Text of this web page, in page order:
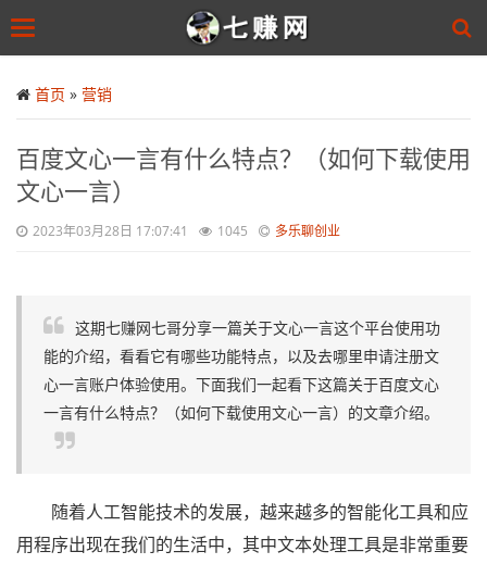
to
main
Toggle
首页 » 营销
百度文心一言有什么特点？（如何下载使用
文心一言）
2023年03月28日 17:07:41 1045 多乐聊创业
这期七赚网七哥分享一篇关于文心一言这个平台使用功
能的介绍，看看它有哪些功能特点，以及去哪里申请注册文
心一言账户体验使用。下面我们一起看下这篇关于百度文心
一言有什么特点？（如何下载使用文心一言）的文章介绍。
随着人工智能技术的发展，越来越多的智能化工具和应
用程序出现在我们的生活中，其中文本处理工具是非常重要